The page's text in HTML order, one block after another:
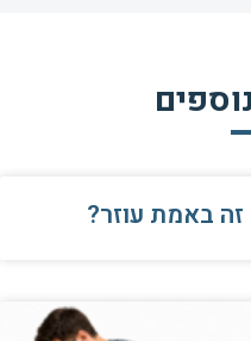
זה באמת עוזר?